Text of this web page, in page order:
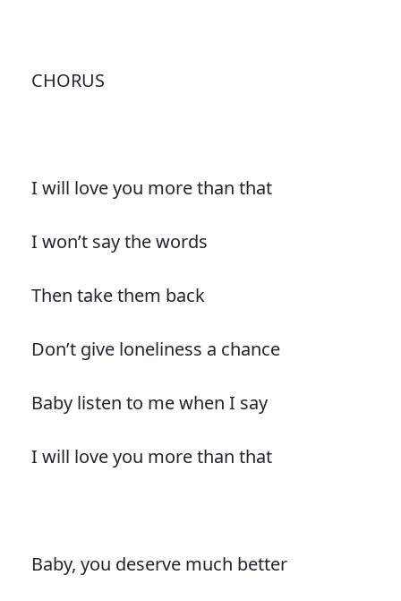
CHORUS
I will love you more than that
I won’t say the words
Then take them back
Don’t give loneliness a chance
Baby listen to me when I say
I will love you more than that
Baby, you deserve much better